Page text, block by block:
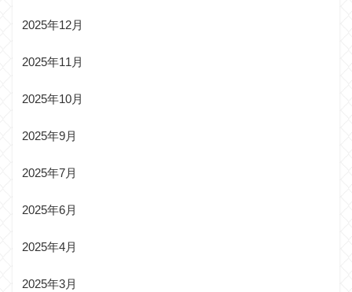
2025年12月
2025年11月
2025年10月
2025年9月
2025年7月
2025年6月
2025年4月
2025年3月